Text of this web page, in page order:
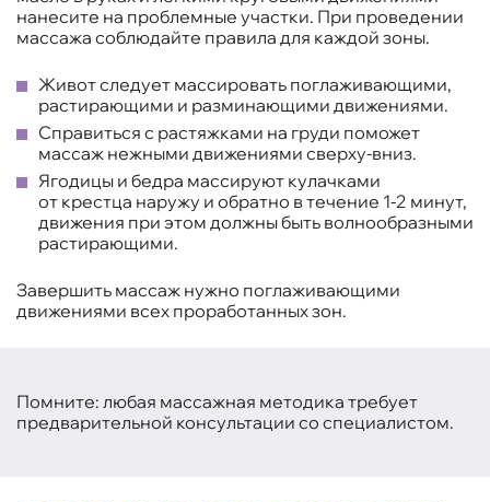
нанесите на проблемные участки. При проведении
массажа соблюдайте правила для каждой зоны.
Живот следует массировать поглаживающими,
растирающими и разминающими движениями.
Справиться с растяжками на груди поможет
массаж нежными движениями сверху-вниз.
Ягодицы и бедра массируют кулачками
от крестца наружу и обратно в течение 1-2 минут,
движения при этом должны быть волнообразными
растирающими.
Завершить массаж нужно поглаживающими
движениями всех проработанных зон.
Помните: любая массажная методика требует
предварительной консультации со специалистом.